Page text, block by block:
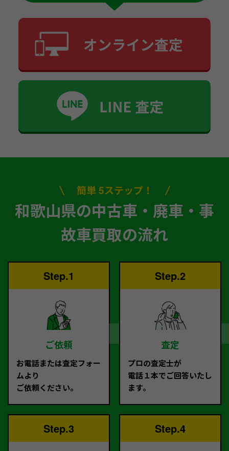
簡単 5ステップ！
和歌山県の中古車・廃車・事
故車買取の流れ
Step.1
ご依頼
お電話または査定フォー
ムより
ご依頼ください。
Step.2
査定
プロの査定士が
電話１本でご回答いたし
ます。
Step.3 Step.4